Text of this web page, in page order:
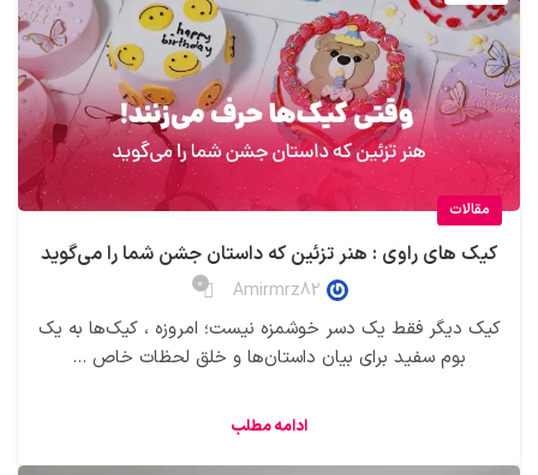
مقالات
کیک های راوی : هنر تزئین که داستان جشن شما را می‌گوید
Amirmrz82
0
کیک دیگر فقط یک دسر خوشمزه نیست؛ امروزه ، کیک‌ها به یک
بوم سفید برای بیان داستان‌ها و خلق لحظات خاص ...
ادامه مطلب